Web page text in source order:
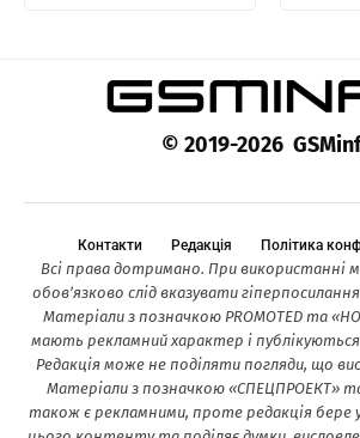
© 2019-2026
Контакти Редакція Політика
Всі права дотримано. При використанні
обов’язково слід вказувати
Матеріали з позначкою PROMOTED та
мають рекламний характер і
Редакція може не поділяти погляди, що
Матеріали з позначкою «СПЕЦПРОЕКТ»
також є рекламними, проте редакція бере